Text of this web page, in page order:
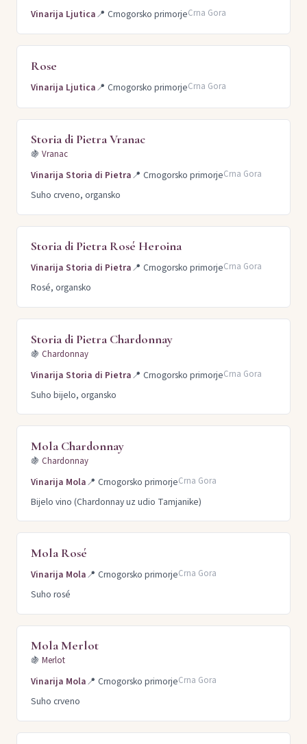
Vinarija Ljutica📍 Crnogorsko primorjeCrna Gora
Rose
Vinarija Ljutica📍 Crnogorsko primorjeCrna Gora
Storia di Pietra Vranac
🍇 Vranac
Vinarija Storia di Pietra📍 Crnogorsko primorjeCrna Gora
Suho crveno, organsko
Storia di Pietra Rosé Heroina
Vinarija Storia di Pietra📍 Crnogorsko primorjeCrna Gora
Rosé, organsko
Storia di Pietra Chardonnay
🍇 Chardonnay
Vinarija Storia di Pietra📍 Crnogorsko primorjeCrna Gora
Suho bijelo, organsko
Mola Chardonnay
🍇 Chardonnay
Vinarija Mola📍 Crnogorsko primorjeCrna Gora
Bijelo vino (Chardonnay uz udio Tamjanike)
Mola Rosé
Vinarija Mola📍 Crnogorsko primorjeCrna Gora
Suho rosé
Mola Merlot
🍇 Merlot
Vinarija Mola📍 Crnogorsko primorjeCrna Gora
Suho crveno